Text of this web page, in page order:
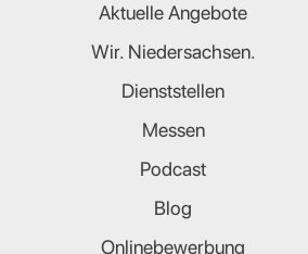
Aktuelle Angebote
Wir. Niedersachsen.
Dienststellen
Messen
Podcast
Blog
Onlinebewerbung